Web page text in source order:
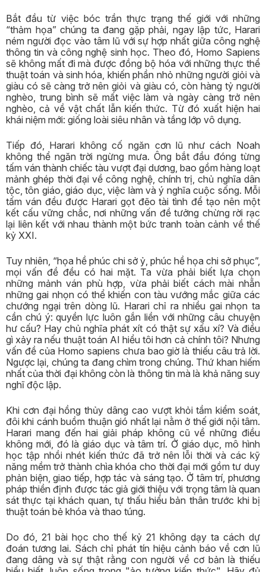
Bắt đầu từ việc bóc trần thực trạng thế giới với những
“thảm họa” chúng ta đang gặp phải, ngay lập tức, Harari
ném người đọc vào tâm lũ với sự hợp nhất giữa công nghệ
thông tin và công nghệ sinh học. Theo đó, Homo Sapiens
sẽ không mất đi mà được đồng bộ hóa với những thực thể
thuật toán và sinh hóa, khiến phần nhỏ những người giỏi và
giàu có sẽ càng trở nên giỏi và giàu có, còn hàng tỷ người
nghèo, trung bình sẽ mất việc làm và ngày càng trở nên
nghèo, cả về vật chất lẫn kiến thức. Từ đó xuất hiện hai
khái niệm mới: giống loài siêu nhân và tầng lớp vô dụng.
Tiếp đó, Harari không cố ngăn cơn lũ như cách Noah
không thể ngăn trời ngừng mưa. Ông bắt đầu đóng từng
tấm ván thành chiếc tàu vượt đại dương, bao gồm hàng loạt
mảnh ghép thời đại về công nghệ, chính trị, chủ nghĩa dân
tộc, tôn giáo, giáo dục, việc làm và ý nghĩa cuộc sống. Mỗi
tấm ván đều được Harari gọt đẽo tài tình để tạo nên một
kết cấu vững chắc, nơi những vấn đề tưởng chừng rời rạc
lại liên kết với nhau thành một bức tranh toàn cảnh về thế
kỷ XXI.
Tuy nhiên, “họa hề phúc chi sở ỷ, phúc hề họa chi sở phục”,
mọi vấn đề đều có hai mặt. Ta vừa phải biết lựa chọn
những mảnh ván phù hợp, vừa phải biết cách mài nhẵn
những gai nhọn có thể khiến con tàu vướng mắc giữa các
chướng ngại trên dòng lũ. Harari chỉ ra nhiều gai nhọn ta
cần chú ý: quyền lực luôn gắn liền với những câu chuyện
hư cấu? Hay chủ nghĩa phát xít có thật sự xấu xí? Và điều
gì xảy ra nếu thuật toán AI hiểu tôi hơn cả chính tôi? Nhưng
vấn đề của Homo sapiens chưa bao giờ là thiếu câu trả lời.
Ngược lại, chúng ta đang chìm trong chúng. Thứ khan hiếm
nhất của thời đại không còn là thông tin mà là khả năng suy
nghĩ độc lập.
Khi cơn đại hồng thủy dâng cao vượt khỏi tầm kiểm soát,
đôi khi cánh buồm thuận gió nhất lại nằm ở thế giới nội tâm.
Harari mang đến hai giải pháp không cũ về những điều
không mới, đó là giáo dục và tâm trí. Ở giáo dục, mô hình
học tập nhồi nhét kiến thức đã trở nên lỗi thời và các kỹ
năng mềm trở thành chìa khóa cho thời đại mới gồm tư duy
phản biện, giao tiếp, hợp tác và sáng tạo. Ở tâm trí, phương
pháp thiền định được tác giả giới thiệu với trọng tâm là quan
sát thực tại khách quan, tự thấu hiểu bản thân trước khi bị
thuật toán bẻ khóa và thao túng.
Do đó, 21 bài học cho thế kỷ 21 không dạy ta cách dự
đoán tương lai. Sách chỉ phát tín hiệu cảnh báo về cơn lũ
đang dâng và sự thật rằng con người về cơ bản là thiếu